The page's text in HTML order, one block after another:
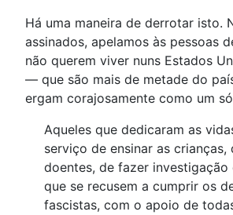
Há uma maneira de derrotar isto.
assinados, apelamos às pessoas
não querem viver nuns Estados
— que são mais de metade do
ergam corajosamente como um
Aqueles que dedicaram as
serviço de ensinar as crianças,
doentes, de fazer investigação
que se recusem a cumprir os
fascistas, com o apoio de